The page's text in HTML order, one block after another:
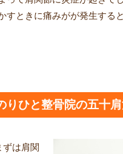
すときに痛みがが発生する
ひと整骨院の五十
ずは肩関